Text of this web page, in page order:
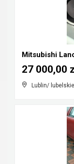
Mitsubishi
Lublin/ lubelskie
27 000,00